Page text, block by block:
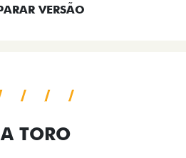
VERSÃO
TORO